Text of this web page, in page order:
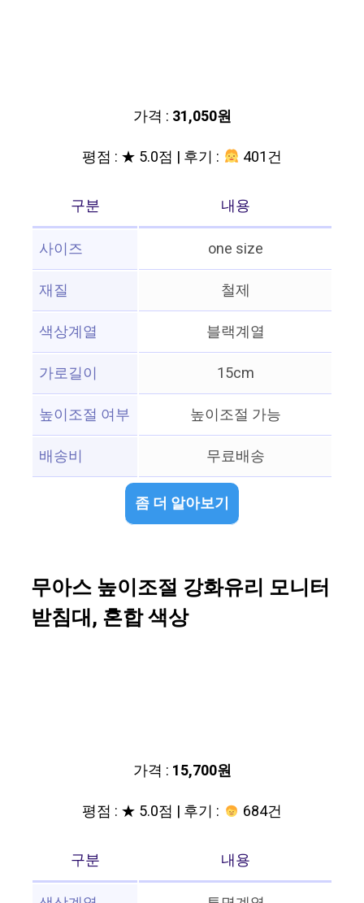
가격 : 31,050원
평점 : ★ 5.0점 | 후기 :
401건
구분
내용
사이즈
one size
재질
철제
색상계열
블랙계열
가로길이
15cm
높이조절 여부
높이조절 가능
배송비
무료배송
좀 더 알아보기
무아스 높이조절 강화유리 모니터
받침대, 혼합 색상
가격 : 15,700원
평점 : ★ 5.0점 | 후기 :
684건
구분
내용